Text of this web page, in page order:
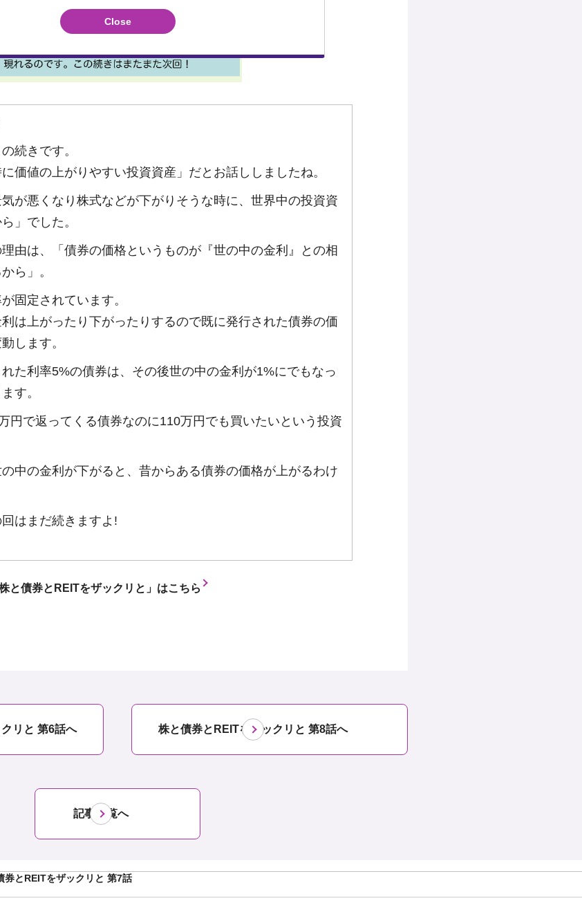
続きです。
に価値の上がりやすい投資資産」だとお話ししましたね。
が悪くなり株式などが下がりそうな時に、世界中の投資資
」でした。
由は、「債券の価格というものが『世の中の金利』との相
ら」。
固定されています。
は上がったり下がったりするので既に発行された債券の価
します。
た利率5%の債券は、その後世の中の金利が1%にでもなっ
す。
円で返ってくる債券なのに110万円でも買いたいという投資
中の金利が下がると、昔からある債券の価格が上がるわけ
回はまだ続きますよ!
と債券とREITをザックリと」はこちら
リと 第6話へ 株と債券とREITをザックリと 第8話へ
記事一覧へ
券とREITをザックリと 第7話
Close